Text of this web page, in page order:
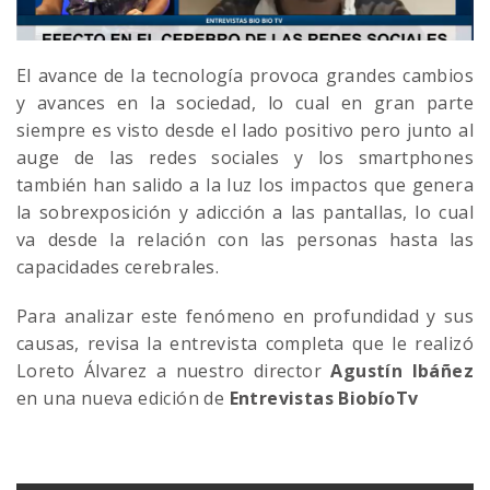
El avance de la tecnología provoca grandes cambios
y avances en la sociedad, lo cual en gran parte
siempre es visto desde el lado positivo pero junto al
auge de las redes sociales y los smartphones
también han salido a la luz los impactos que genera
la sobrexposición y adicción a las pantallas, lo cual
va desde la relación con las personas hasta las
capacidades cerebrales.
Para analizar este fenómeno en profundidad y sus
causas, revisa la entrevista completa que le realizó
Loreto Álvarez a nuestro directorAgustín Ibáñez
en una nueva edición de Entrevistas BiobíoTv